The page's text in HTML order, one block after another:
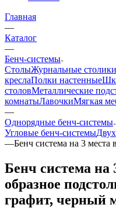
Главная
—
Каталог
—
Бенч-системы
СтолыЖурнальные столики
креслаПолки настенные
столовМеталлические
комнатыЛавочкиМягкая
—
Однорядные бенч-системы
Угловые бенч-системы
—Бенч система на 3 места
Бенч система на
образное
графит, черный